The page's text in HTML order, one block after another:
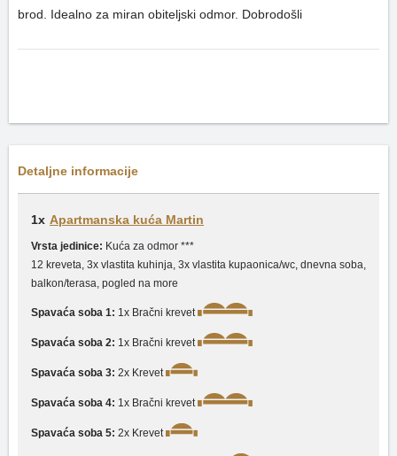
brod. Idealno za miran obiteljski odmor. Dobrodošli
Detaljne informacije
1x Apartmanska kuća Martin
Vrsta jedinice: Kuća za odmor ***
12 kreveta, 3x vlastita kuhinja, 3x vlastita kupaonica/wc, dnevna soba,
balkon/terasa, pogled na more
Spavaća soba 1: 1x Bračni krevet
Spavaća soba 2: 1x Bračni krevet
Spavaća soba 3: 2x Krevet
Spavaća soba 4: 1x Bračni krevet
Spavaća soba 5: 2x Krevet